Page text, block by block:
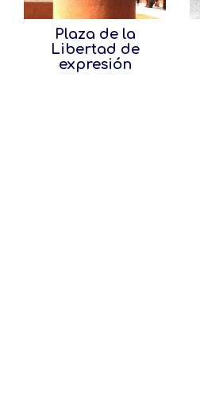
Plaza de la
Libertad de
expresión